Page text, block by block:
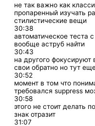
не так важно как
пропаренный изучать
стилистические вещи
30:38
автоматическое теста
вообще аструб найти
30:43
на другого фокусируют
свои обратно но тут
30:52
момент в том что
требовался suppress
30:58
этого не стоит делать
знак отразит
31:07